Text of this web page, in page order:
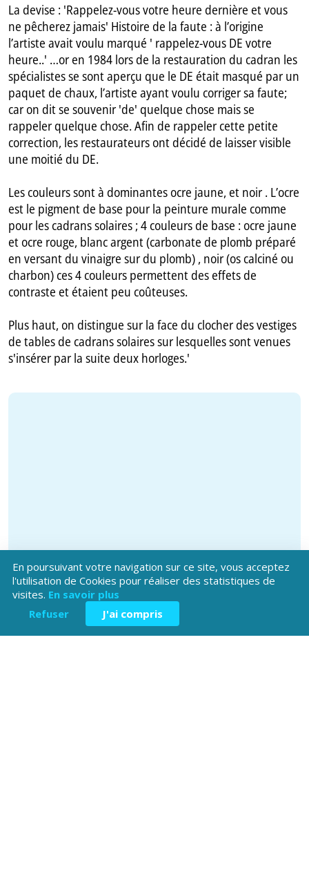
La devise : 'Rappelez-vous votre heure dernière et vous
ne pêcherez jamais' Histoire de la faute : à l’origine
l’artiste avait voulu marqué ' rappelez-vous DE votre
heure..' …or en 1984 lors de la restauration du cadran les
spécialistes se sont aperçu que le DE était masqué par un
paquet de chaux, l’artiste ayant voulu corriger sa faute;
car on dit se souvenir 'de' quelque chose mais se
rappeler quelque chose. Afin de rappeler cette petite
correction, les restaurateurs ont décidé de laisser visible
une moitié du DE.
Les couleurs sont à dominantes ocre jaune, et noir . L’ocre
est le pigment de base pour la peinture murale comme
pour les cadrans solaires ; 4 couleurs de base : ocre jaune
et ocre rouge, blanc argent (carbonate de plomb préparé
en versant du vinaigre sur du plomb) , noir (os calciné ou
charbon) ces 4 couleurs permettent des effets de
contraste et étaient peu coûteuses.
Plus haut, on distingue sur la face du clocher des vestiges
de tables de cadrans solaires sur lesquelles sont venues
s'insérer par la suite deux horloges.'
En poursuivant votre navigation sur ce site, vous acceptez
l'utilisation de Cookies pour réaliser des statistiques de
visites. En savoir plus
Refuser
J'ai compris